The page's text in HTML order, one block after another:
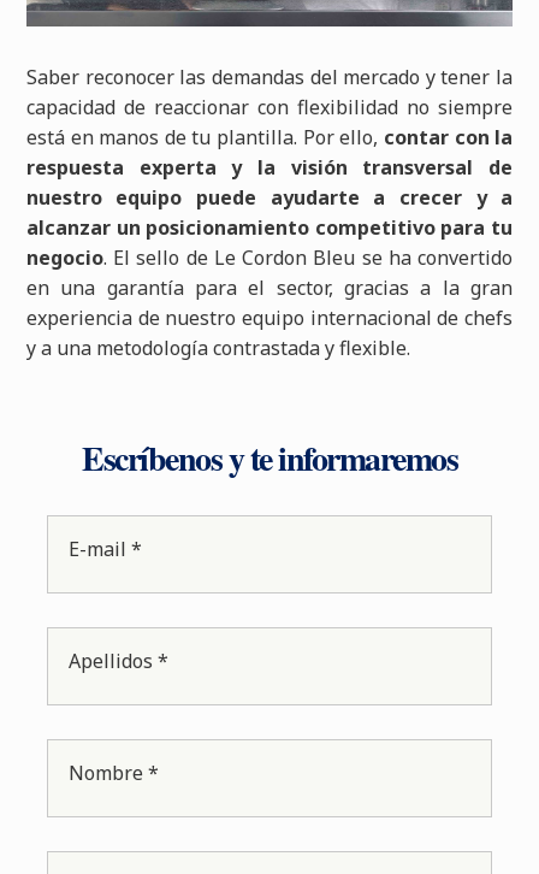
Saber reconocer las demandas del mercado y tener la
capacidad de reaccionar con flexibilidad no siempre
está en manos de tu plantilla. Por ello, contar con la
respuesta experta y la visión transversal de
nuestro equipo puede ayudarte a crecer y a
alcanzar un posicionamiento competitivo para tu
negocio. El sello de Le Cordon Bleu se ha convertido
en una garantía para el sector, gracias a la gran
experiencia de nuestro equipo internacional de chefs
y a una metodología contrastada y flexible.
Escríbenos y te informaremos
E-mail *
Apellidos *
Nombre *